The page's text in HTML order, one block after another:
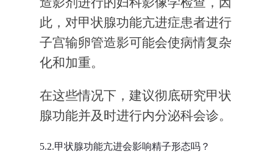
此，对甲状腺功能亢进症患者进行
子宫输卵管造影可能会使病情复杂
化和加重。
在这些情况下，建议彻底研究甲状
腺功能并及时进行内分泌科会诊。
5.2.甲状腺功能亢进会影响精子形态吗？